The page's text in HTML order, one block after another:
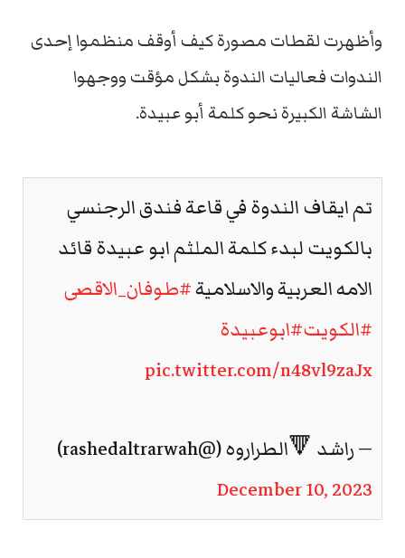
وأظهرت لقطات مصورة كيف أوقف منظموا إحدى
الندوات فعاليات الندوة بشكل مؤقت ووجهوا
الشاشة الكبيرة نحو كلمة أبو عبيدة.
تم ايقاف الندوة في قاعة فندق الرجنسي
بالكويت لبدء كلمة الملثم ابو عبيدة قائد
الامه العربية والاسلامية#طوفان_الاقصى
#الكويت#ابوعبيدة
pic.twitter.com/n48vl9zaJx
— راشد 🔻الطراروه (@rashedaltrarwah)
December 10, 2023